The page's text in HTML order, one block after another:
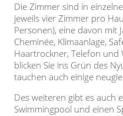
Die Zimmer sind in
jeweils vier Zimmer pro
Personen), eine davon mit
Cheminée, Klimaanlage,
Haartrockner, Telefon und
blicken Sie ins Grün des
tauchen auch einige
Des weiteren gibt es auch
Swimmingpool und einen